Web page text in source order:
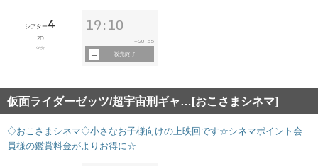
シアター4
2D
96分
19:10
~ 20:55
販売終了
仮面ライダーゼッツ/超宇宙刑ギャ…[おこさまシネマ]
◇おこさまシネマ◇小さなお子様向けの上映回です☆シネマポイント会
員様の鑑賞料金がよりお得に☆